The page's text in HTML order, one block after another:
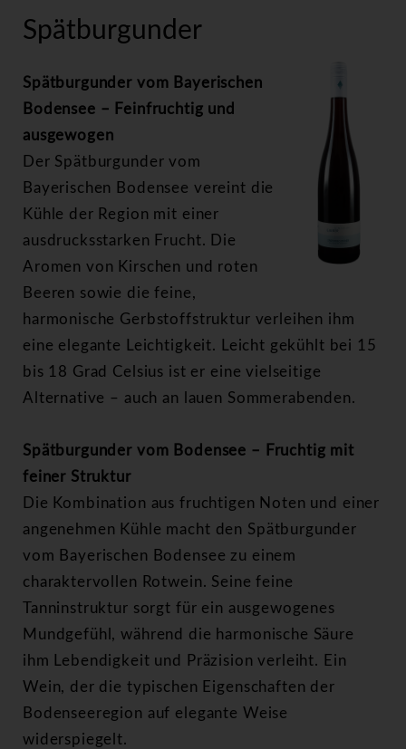
Spätburgunder
Spätburgunder vom Bayerischen
Bodensee – Feinfruchtig und
ausgewogen
Der Spätburgunder vom
Bayerischen Bodensee vereint die
Kühle der Region mit einer
ausdrucksstarken Frucht. Die
Aromen von Kirschen und roten
Beeren sowie die feine,
harmonische Gerbstoffstruktur verleihen ihm
eine elegante Leichtigkeit. Leicht gekühlt bei 15
bis 18 Grad Celsius ist er eine vielseitige
Alternative – auch an lauen Sommerabenden.
Spätburgunder vom Bodensee – Fruchtig mit
feiner Struktur
Die Kombination aus fruchtigen Noten und einer
angenehmen Kühle macht den Spätburgunder
vom Bayerischen Bodensee zu einem
charaktervollen Rotwein. Seine feine
Tanninstruktur sorgt für ein ausgewogenes
Mundgefühl, während die harmonische Säure
ihm Lebendigkeit und Präzision verleiht. Ein
Wein, der die typischen Eigenschaften der
Bodenseeregion auf elegante Weise
widerspiegelt.